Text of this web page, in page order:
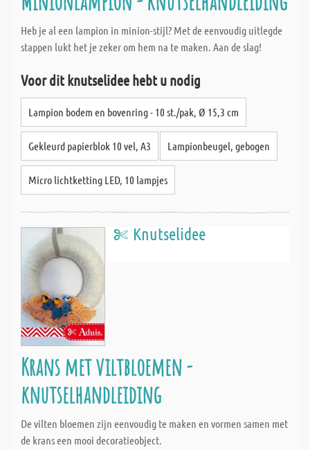
Heb je al een lampion in minion-stijl? Met de eenvoudig uitlegde
stappen lukt het je zeker om hem na te maken. Aan de slag!
Voor dit knutselidee hebt u nodig
Lampion bodem en bovenring - 10 st./pak, Ø 15,3 cm
Gekleurd papierblok 10 vel, A3 Lampionbeugel, gebogen
Micro lichtketting LED, 10 lampjes
Knutselidee
Krans met viltbloemen -
knutselhandleiding
De vilten bloemen zijn eenvoudig te maken en vormen samen met
de krans een mooi decoratieobject.